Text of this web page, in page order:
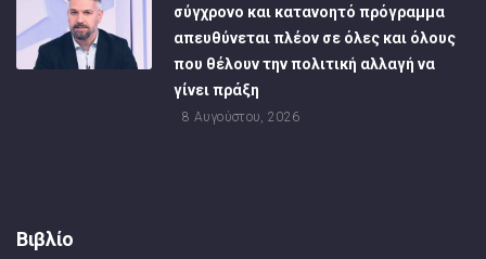
σύγχρονο και κατανοητό πρόγραμμα
απευθύνεται πλέον σε όλες και όλους
που θέλουν την πολιτική αλλαγή να
γίνει πράξη
8 Αυγούστου, 2026
Βιβλίο